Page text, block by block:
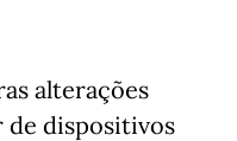
alterações
de dispositivos